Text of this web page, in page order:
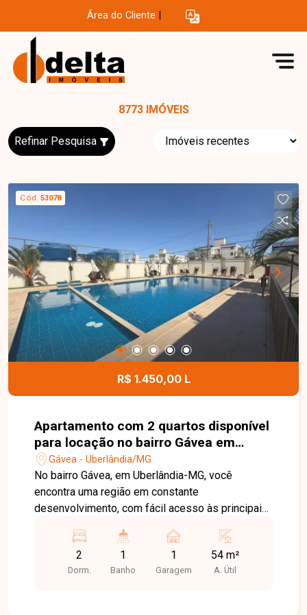
Área do Cliente
8773 IMÓVEIS
Refinar Pesquisa
Cód. 53078
R$ 1.450,00 L
Apartamento com 2 quartos disponível
para locação no bairro Gávea em
Uberlândia-MG
Gávea - Uberlândia/MG
No bairro Gávea, em Uberlândia-MG, você
encontra uma região em constante
desenvolvimento, com fácil acesso às principais
supermercados, escolas, farmácias e diversos
comércios, proporcionando praticidade e
qualidade de vida. Apartamento disponível para
2
Dorm.
1
Banho
1
Garagem
54 m²
A. Útil